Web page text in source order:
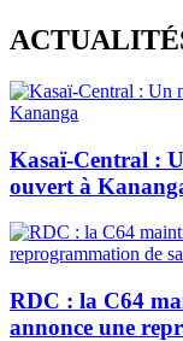
Skip
to
content
Kasaï-Central :
ouvert à
RDC : la C64
annonce une